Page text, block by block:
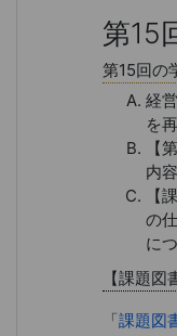
第15
第15回の
経
を
【
内
【
の
に
【課題図
「課題図